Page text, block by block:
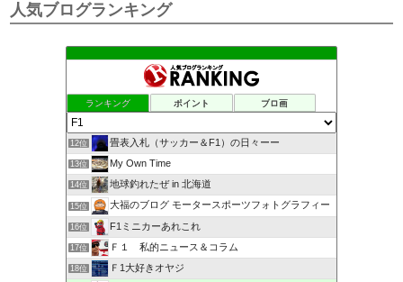
人気ブログランキング
ランキング ポイント ブロ画
12位 畳表入札（サッカー＆F1）の日々ーー
13位 My Own Time
14位 地球釣れたぜ in 北海道
15位 大福のブログ モータースポーツフォトグラフィー
16位 F1ミニカーあれこれ
17位 Ｆ１ 私的ニュース＆コラム
18位 Ｆ1大好きオヤジ